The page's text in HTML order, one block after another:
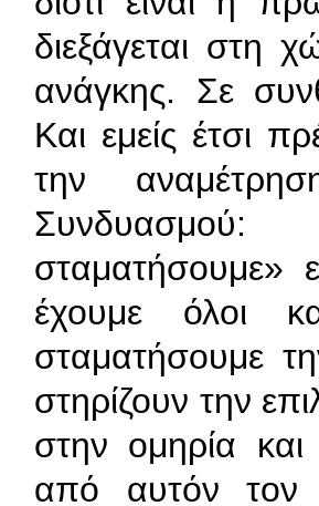
διεξάγεται στη
ανάγκης. Σε
Και εμείς έτσι
την
σταματήσουμε»
έχουμε όλοι
σταματήσουμε
στηρίζουν την
στην ομηρία
από αυτόν τον